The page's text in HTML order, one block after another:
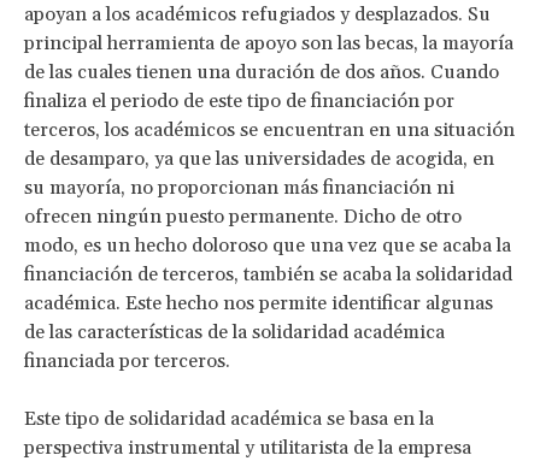
apoyan a los académicos refugiados y desplazados. Su
principal herramienta de apoyo son las becas, la mayoría
de las cuales tienen una duración de dos años. Cuando
finaliza el periodo de este tipo de financiación por
terceros, los académicos se encuentran en una situación
de desamparo, ya que las universidades de acogida, en
su mayoría, no proporcionan más financiación ni
ofrecen ningún puesto permanente. Dicho de otro
modo, es un hecho doloroso que una vez que se acaba la
financiación de terceros, también se acaba la solidaridad
académica. Este hecho nos permite identificar algunas
de las características de la solidaridad académica
financiada por terceros.
Este tipo de solidaridad académica se basa en la
perspectiva instrumental y utilitarista de la empresa